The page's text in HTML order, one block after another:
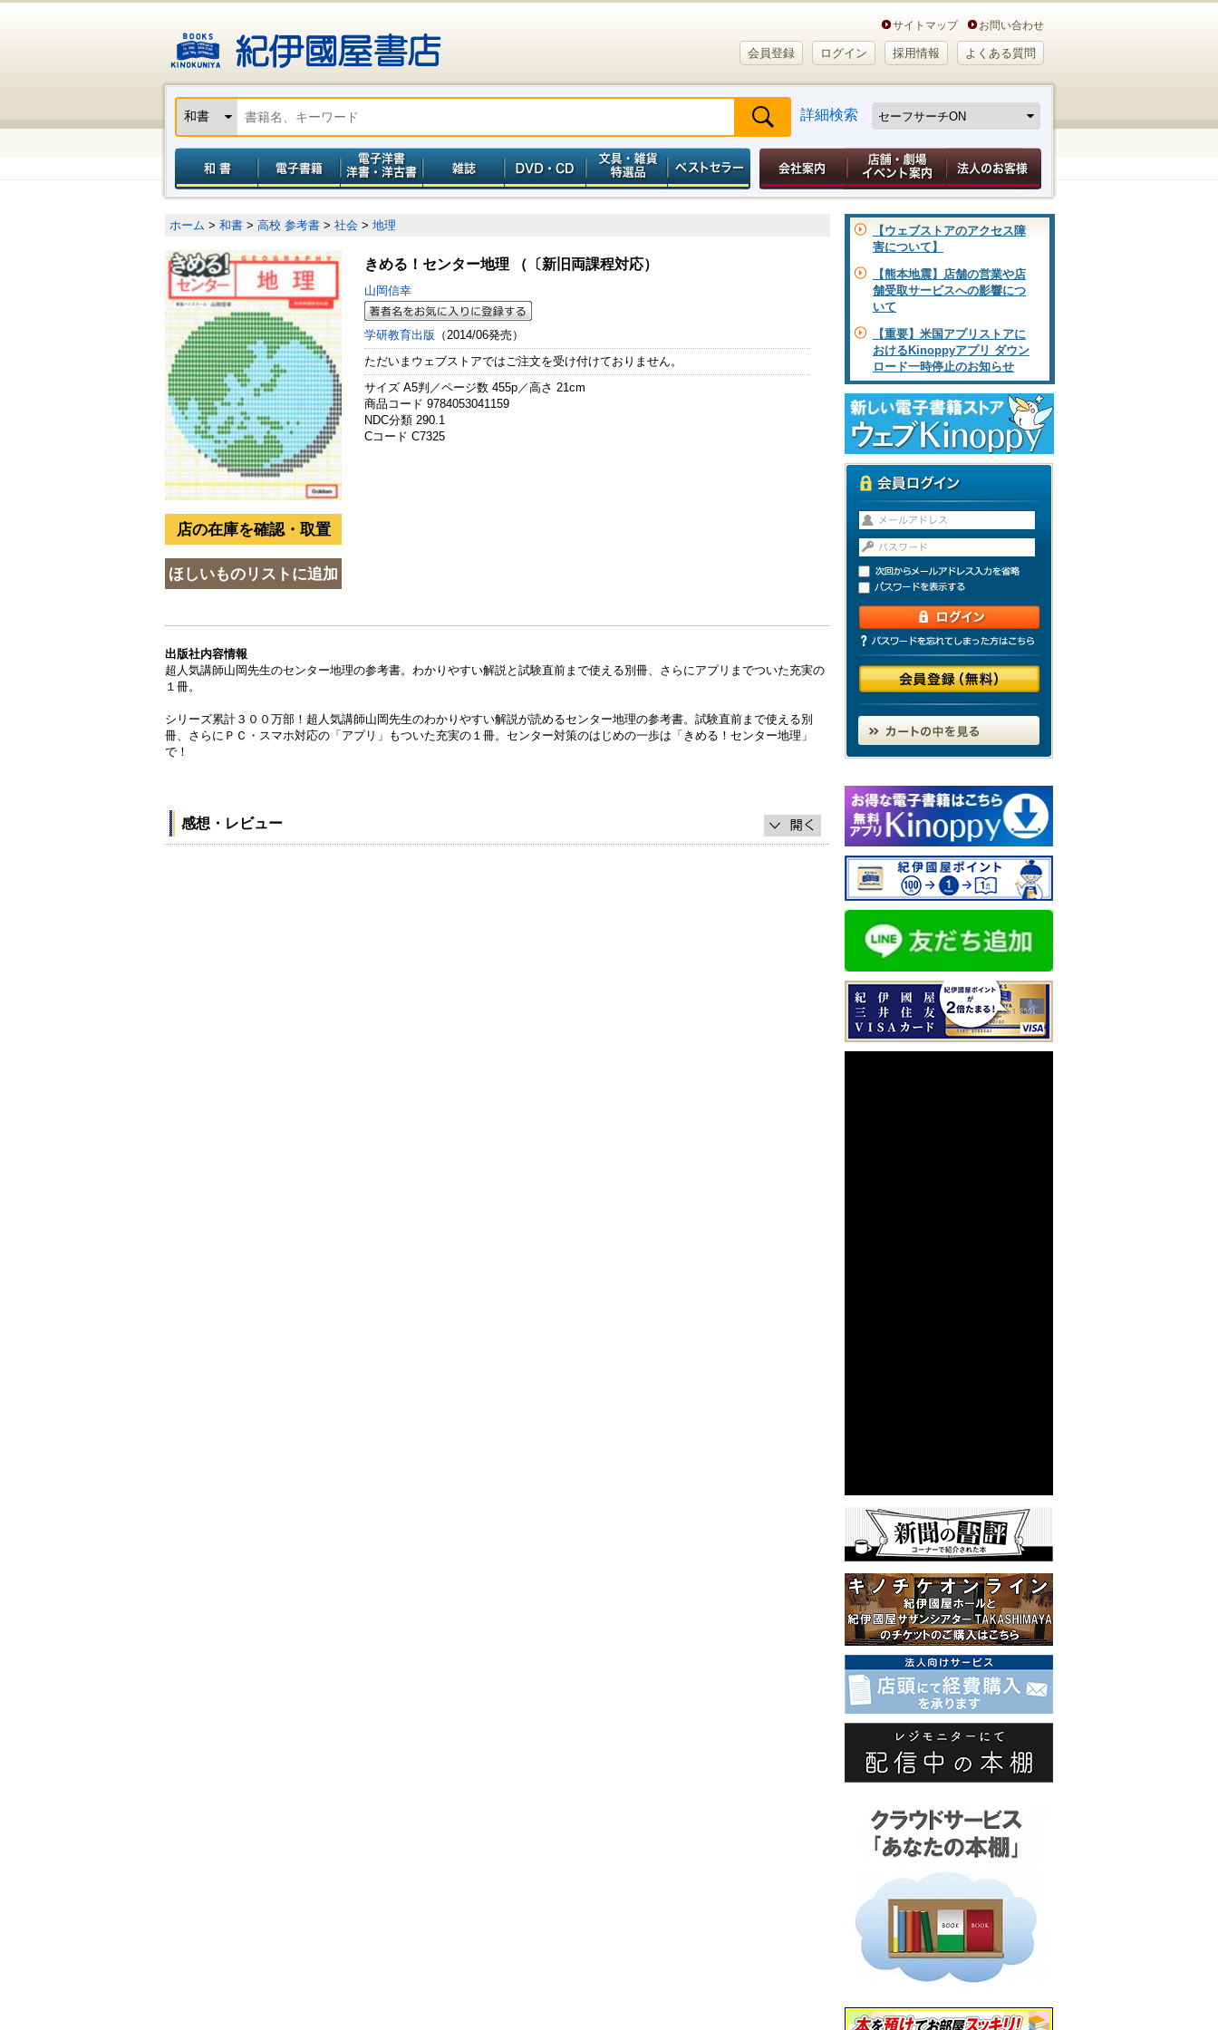
サイトマップ お問い合わせ
会員登録 ログイン 採用情報 よくある質問
詳細検索
ホーム > 和書 > 高校 参考書 > 社会 > 地理
きめる！センター地理 （〔新旧両課程対応）
山岡信幸
学研教育出版 （2014/06発売）
ただいまウェブストアではご注文を受け付けておりません。
サイズ A5判／ページ数 455p／高さ 21cm
商品コード 9784053041159
NDC分類 290.1
Cコード C7325
出版社内容情報
超人気講師山岡先生のセンター地理の参考書。わかりやすい解説と試験直前まで使える別冊、さらにアプリまでついた充実の
１冊。
シリーズ累計３００万部！超人気講師山岡先生のわかりやすい解説が読めるセンター地理の参考書。試験直前まで使える別
冊、さらにＰＣ・スマホ対応の「アプリ」もついた充実の１冊。センター対策のはじめの一歩は「きめる！センター地理」
で！
感想・レビュー
【ウェブストアのアクセス障
害について】
【熊本地震】店舗の営業や店
舗受取サービスへの影響につ
いて
【重要】米国アプリストアに
おけるKinoppyアプリ ダウン
ロード一時停止のお知らせ